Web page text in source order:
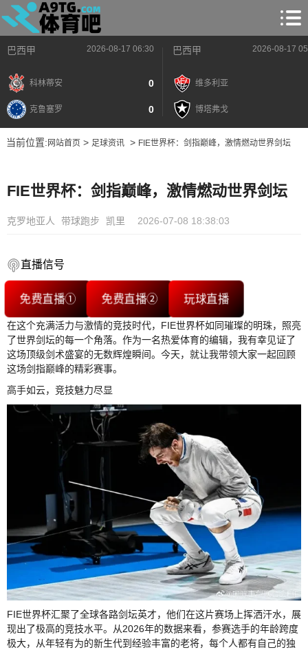
巴西甲 2026-08-17 06:30
科林蒂安 0
克鲁塞罗 0
巴西甲 2026-08-17
维多利亚
博塔弗戈
当前位置: 网站首页> 足球资讯> FIE世界杯：剑指巅峰，激情燃动世界剑坛
FIE世界杯：剑指巅峰，激情燃动世界剑坛
克罗地亚人 带球跑步 凯里 2026-07-08 18:38:03
直播信号
免费直播① 免费直播② 玩球直播
在这个充满活力与激情的竞技时代，FIE世界杯如同璀璨的明珠，照亮
了世界剑坛的每一个角落。作为一名热爱体育的编辑，我有幸见证了
这场顶级剑术盛宴的无数辉煌瞬间。今天，就让我带领大家一起回顾
这场剑指巅峰的精彩赛事。
高手如云，竞技魅力尽显
FIE世界杯汇聚了全球各路剑坛英才，他们在这片赛场上挥洒汗水，展
现出了极高的竞技水平。从2026年的数据来看，参赛选手的年龄跨度
极大，从年轻有为的新生代到经验丰富的老将，每个人都有自己的独